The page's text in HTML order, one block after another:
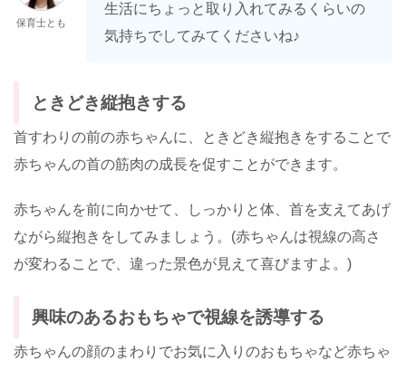
保育士とも
生活にちょっと取り入れてみるくらいの
気持ちでしてみてくださいね♪
ときどき縦抱きする
首すわりの前の赤ちゃんに、ときどき縦抱きをすることで
赤ちゃんの首の筋肉の成長を促すことができます。
赤ちゃんを前に向かせて、しっかりと体、首を支えてあげ
ながら縦抱きをしてみましょう。(赤ちゃんは視線の高さ
が変わることで、違った景色が見えて喜びますよ。)
興味のあるおもちゃで視線を誘導する
赤ちゃんの顔のまわりでお気に入りのおもちゃなど赤ちゃ